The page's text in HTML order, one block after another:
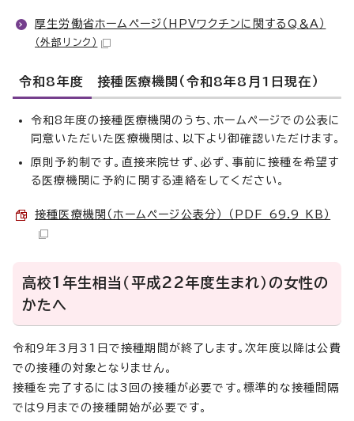
厚生労働省ホームページ（HPVワクチンに関するQ＆A）
（外部リンク）
令和8年度 接種医療機関（令和8年8月1日現在）
令和8年度の接種医療機関のうち、ホームページでの公表に
同意いただいた医療機関は、以下より御確認いただけます。
原則予約制です。直接来院せず、必ず、事前に接種を希望す
る医療機関に予約に関する連絡をしてください。
接種医療機関（ホームページ公表分） （PDF 69.9 KB）
高校1年生相当（平成22年度生まれ）の女性の
かたへ
令和9年3月31日で接種期間が終了します。次年度以降は公費
での接種の対象となりません。
接種を完了するには3回の接種が必要です。標準的な接種間隔
では9月までの接種開始が必要です。